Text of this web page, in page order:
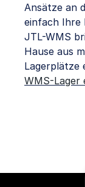
Ansätze an
einfach Ihre
JTL-WMS
Hause aus
Lagerplätze
WMS-Lager